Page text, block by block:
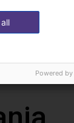
Powered by